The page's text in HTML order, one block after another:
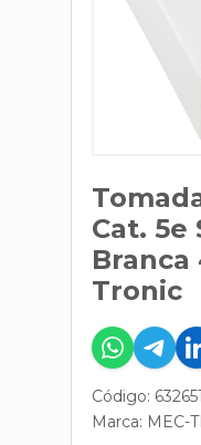
Cat. 5e
Branca
Tronic
Código: 632651
Marca: MEC-